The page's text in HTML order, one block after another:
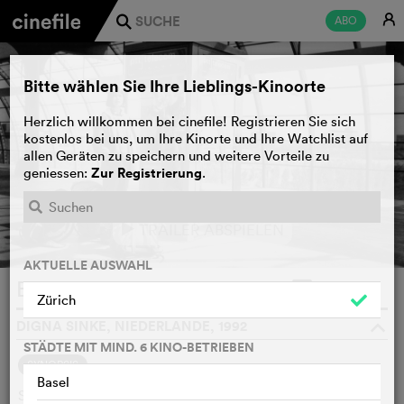
ABO E
j
TRAILER ABSPIELEN
Boven de bergen
SYNOPSIS
Six people are about to undertake a journey by foot from
Bitte wählen Sie Ihre Lieblings-Kinoorte
Herzlich willkommen bei cinefile! Registrieren Sie sich
kostenlos bei uns, um Ihre Kinorte und Ihre Watchlist auf
allen Geräten zu speichern und weitere Vorteile zu
geniessen: Zur Registrierung.
AKTUELLE AUSWAHL
Zürich
STÄDTE MIT MIND. 6 KINO-BETRIEBEN
Basel